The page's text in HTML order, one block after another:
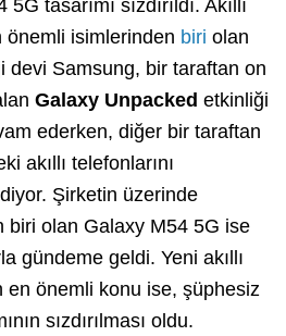
tasarımı sızdırıldı. Akıllı
önemli isimlerinden biri olan
devi Samsung, bir taraftan on
Galaxy Unpacked etkinliği
ederken, diğer bir taraftan
akıllı telefonlarını
Şirketin üzerinde
biri olan Galaxy M54 5G ise
gündeme geldi. Yeni akıllı
en önemli konu ise, şüphesiz
sızdırılması oldu.